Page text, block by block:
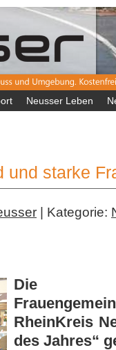
Neusser Leben
und starke
| Kategorie:
Die
RheinKreis
des Jahres“